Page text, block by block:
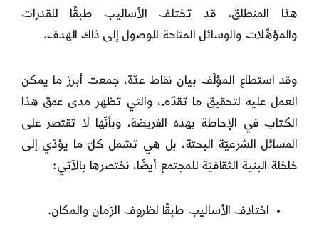
هذا المنطلق، قد تختلف الأساليب طبقًا للقدرات
والمؤهّلات والوسائل المتاحة للوصول إلى ذاك الهدف.
وقد استطاع المؤلّف بيان نقاط عدّة، جمعت أبرز ما يمكن
العمل عليه لتحقيق ما تقدّم، والتي تظهر مدى عمق هذا
الكتاب في الإحاطة بهذه الفريضة، وبأنّها لا تقتصر على
المسائل الشرعيّة البحتة، بل هي تشمل كلّ ما يؤدّي إلى
خلخلة البنية الثقافيّة للمجتمع أيضًا، نختصرها بالآتي:
اختلاف الأساليب طبقًا لظروف الزمان والمكان.